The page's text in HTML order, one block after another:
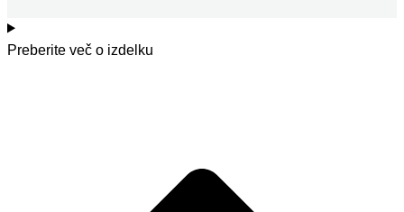
Preberite več o izdelku